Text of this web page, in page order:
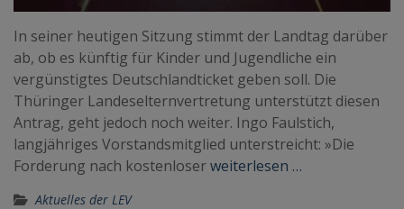
In seiner heutigen Sitzung stimmt der Landtag darüber
ab, ob es künftig für Kinder und Jugendliche ein
vergünstigtes Deutschlandticket geben soll. Die
Thüringer Landeselternvertretung unterstützt diesen
Antrag, geht jedoch noch weiter. Ingo Faulstich,
langjähriges Vorstandsmitglied unterstreicht: »Die
Forderung nach kostenloserweiterlesen …
Aktuelles der LEV